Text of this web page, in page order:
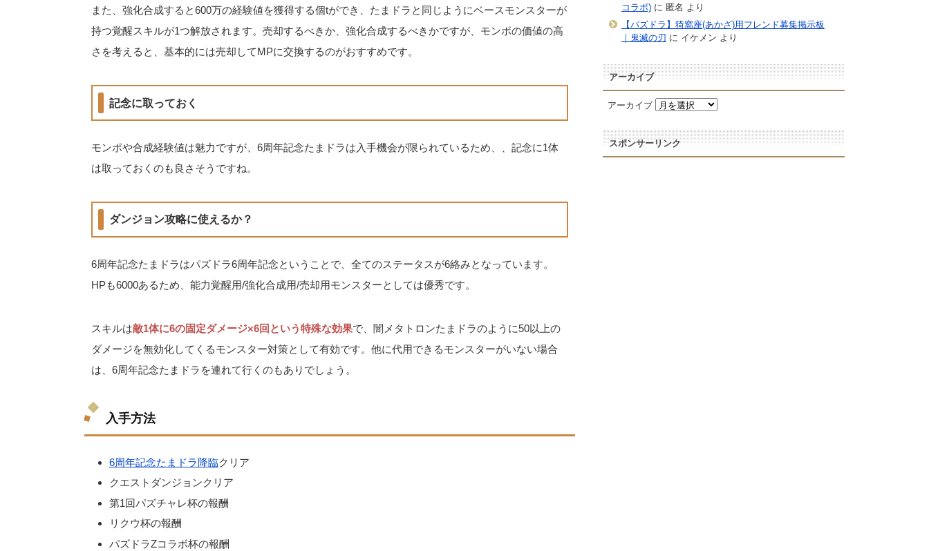
また、強化合成すると600万の経験値を獲得する個tができ、たまドラと同じようにベースモンスターが
持つ覚醒スキルが1つ解放されます。売却するべきか、強化合成するべきかですが、モンポの価値の高
さを考えると、基本的には売却してMPに交換するのがおすすめです。
記念に取っておく
モンポや合成経験値は魅力ですが、6周年記念たまドラは入手機会が限られているため、、記念に1体
は取っておくのも良さそうですね。
ダンジョン攻略に使えるか？
6周年記念たまドラはパズドラ6周年記念ということで、全てのステータスが6絡みとなっています。
HPも6000あるため、能力覚醒用/強化合成用/売却用モンスターとしては優秀です。
スキルは敵1体に6の固定ダメージ×6回という特殊な効果で、闇メタトロンたまドラのように50以上の
ダメージを無効化してくるモンスター対策として有効です。他に代用できるモンスターがいない場合
は、6周年記念たまドラを連れて行くのもありでしょう。
入手方法
6周年記念たまドラ降臨クリア
クエストダンジョンクリア
第1回パズチャレ杯の報酬
リクウ杯の報酬
パズドラZコラボ杯の報酬
コラボ)に 匿名 より
【パズドラ】猗窩座(あかざ)用フレンド募集掲示板
｜鬼滅の刃 に イケメン より
アーカイブ
アーカイブ
スポンサーリンク